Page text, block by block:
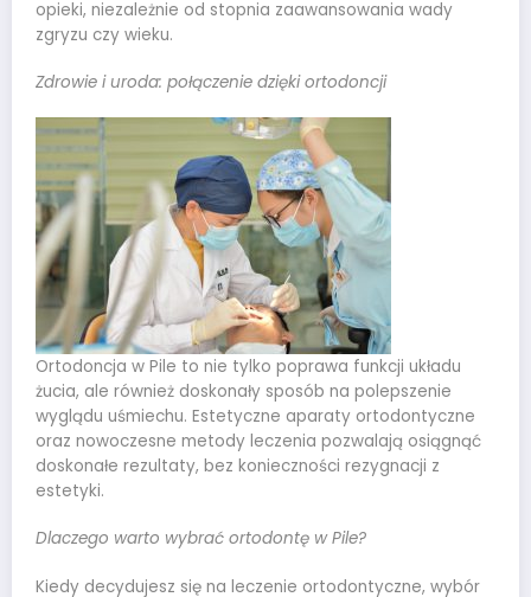
opieki, niezależnie od stopnia zaawansowania wady
zgryzu czy wieku.
Zdrowie i uroda: połączenie dzięki ortodoncji
Ortodoncja w Pile to nie tylko poprawa funkcji układu
żucia, ale również doskonały sposób na polepszenie
wyglądu uśmiechu. Estetyczne aparaty ortodontyczne
oraz nowoczesne metody leczenia pozwalają osiągnąć
doskonałe rezultaty, bez konieczności rezygnacji z
estetyki.
Dlaczego warto wybrać ortodontę w Pile?
Kiedy decydujesz się na leczenie ortodontyczne, wybór